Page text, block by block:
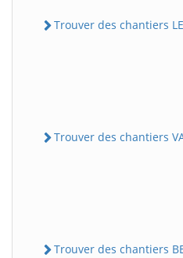
Trouver des chantiers LE
Trouver des chantiers
Trouver des chantiers